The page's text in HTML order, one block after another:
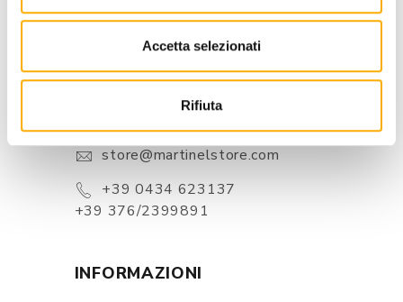
Accetta selezionati
Rifiuta
CONTATTI
Via Pordenone, 1 - Poincicco Di
store@martinelstore.com
+39 0434 623137
+39 376/2399891
INFORMAZIONI